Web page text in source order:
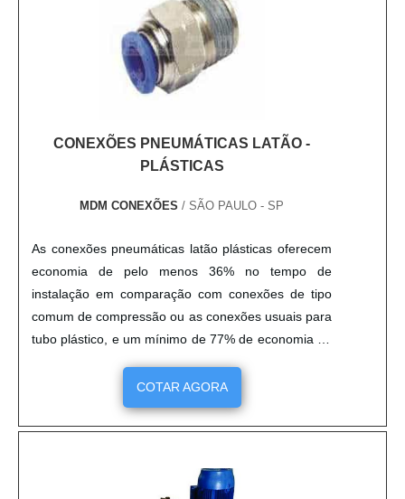
CONEXÕES PNEUMÁTICAS LATÃO -
PLÁSTICAS
MDM CONEXÕES / SÃO PAULO - SP
As conexões pneumáticas latão plásticas oferecem
economia de pelo menos 36% no tempo de
instalação em comparação com conexões de tipo
comum de compressão ou as conexões usuais para
tubo plástico, e um mínimo de 77% de economia de
tempo com relação às conexões queimadas. Para
instalar esse tipo de conexão é preciso empurrar o
tubo até que esteja com a porca apertada. Vale
lembrar que é desnecessário desarmar qualquer
COTAR AGORA